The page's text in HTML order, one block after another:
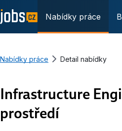
Nabídky práce
Nabídky práce Detail nabídky
Infrastructure
prostředí